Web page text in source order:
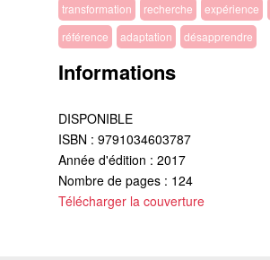
transformation recherche expérience
référence
adaptation désapprendre
Informations
DISPONIBLE
ISBN : 9791034603787
Année d'édition : 2017
Nombre de pages : 124
Télécharger la couverture